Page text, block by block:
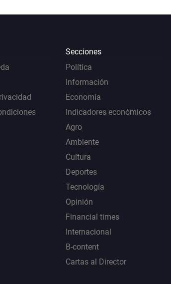
Secciones
Política
Información
Economía
Indicadores económicos
Agro
Ambiente
Cultura
Deportes
Tecnología
Opinión
Financial times
Internacional
B-content
Cartas al Director